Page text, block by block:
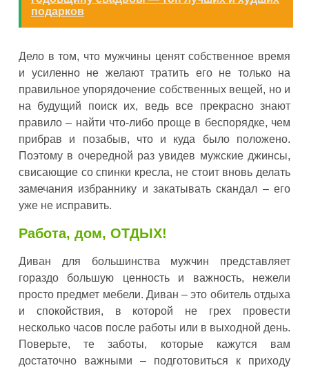
подарков
Дело в том, что мужчины ценят собственное время
и усиленно не желают тратить его не только на
правильное упорядочение собственных вещей, но и
на будущий поиск их, ведь все прекрасно знают
правило – найти что-либо проще в беспорядке, чем
прибрав и позабыв, что и куда было положено.
Поэтому в очередной раз увидев мужские джинсы,
свисающие со спинки кресла, не стоит вновь делать
замечания избраннику и закатывать скандал – его
уже не исправить.
Работа, дом, ОТДЫХ!
Диван для большинства мужчин представляет
гораздо большую ценность и важность, нежели
просто предмет мебели. Диван – это обитель отдыха
и спокойствия, в которой не грех провести
несколько часов после работы или в выходной день.
Поверьте, те заботы, которые кажутся вам
достаточно важными – подготовиться к приходу